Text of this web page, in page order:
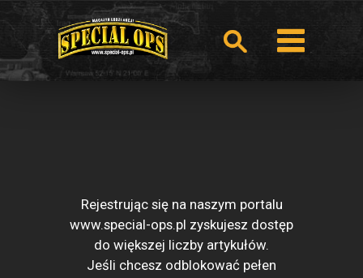
Rejestrując się na naszym portalu
www.special-ops.pl zyskujesz dostęp
do większej liczby artykułów.
Jeśli chcesz odblokować pełen